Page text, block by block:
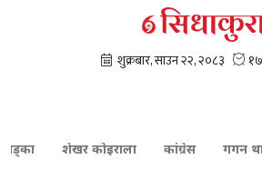
शेखर कोइराला कांग्रेस गगन थापा